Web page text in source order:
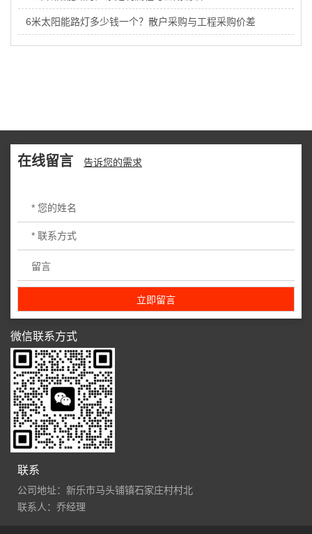
6米太阳能路灯多少钱一个？散户采购与工程采购价差
在线留言 告诉您的需求
微信联系方式
联系
公司地址：新乐市马头铺镇石家庄村村北
联系人：乔经理